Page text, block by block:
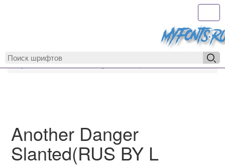
MyFonts.ru
Another Danger
Slanted(RUS BY L